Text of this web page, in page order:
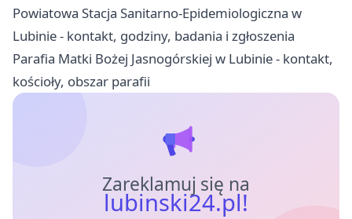
Powiatowa Stacja Sanitarno-Epidemiologiczna w
Lubinie - kontakt, godziny, badania i zgłoszenia
Parafia Matki Bożej Jasnogórskiej w Lubinie - kontakt,
kościoły, obszar parafii
Zareklamuj się na
lubinski24.pl!